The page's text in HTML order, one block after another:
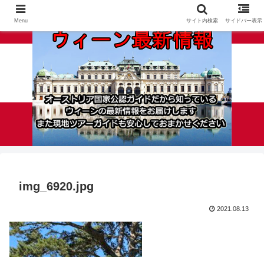
img_6920.jpg
2021.08.13
Menu サイト内検索 サイドバー表示